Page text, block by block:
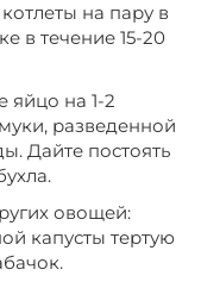
на пару в
в течение 15-20
яйцо на 1-2
разведенной
Дайте постоять
овощей:
капусты тертую